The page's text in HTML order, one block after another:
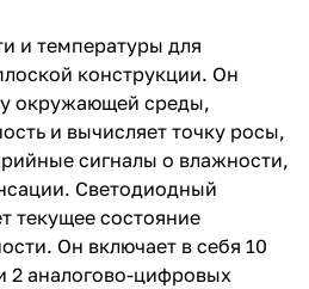
и температуры для
конструкции. Он
окружающей среды,
и вычисляет точку росы,
сигналы о влажности,
Светодиодный
текущее состояние
Он включает в себя 10
2 аналогово-цифровых